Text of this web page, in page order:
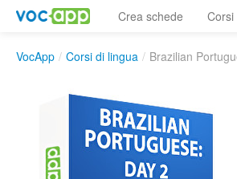
Crea schede Corsi
VocApp / Corsi di lingua / Brazilian